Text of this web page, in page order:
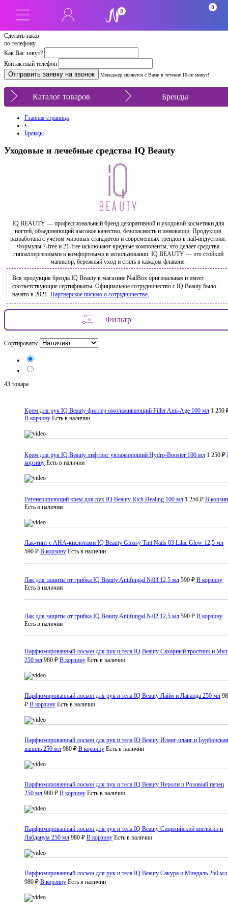
Сделать заказ
по телефону
Как Вас зовут?
Контактный телефон
Менеджер свяжется с Вами в течение 10-ти минут!
0
0
Каталог товаров Бренды
Главная страница
•
Бренды
Уходовые и лечебные средства IQ Beauty
IQ BEAUTY — профессиональный бренд декоративной и уходовой косметики для
ногтей, объединяющий высокое качество, безопасность и инновации. Продукция
разработана с учётом мировых стандартов и современных трендов в nail-индустрии.
Формулы 7-free и 21-free исключают вредные компоненты, что делает средства
гипоаллергенными и комфортными в использовании. IQ BEAUTY — это стойкий
маникюр, бережный уход и стиль в каждом флаконе.
Вся продукция бренда IQ Beauty в магазине NailBox оригинальная и имеет
соответствующие сертификаты. Официальное сотрудничество с IQ Beauty было
начато в 2021. Партнерское письмо о сотрудничестве.
Фильтр
Сортировать:
43 товара
Крем для рук IQ Beauty филлер омолаживающий Filler Anti-Age 100 мл 1 250
В корзину Есть в наличии
Крем для рук IQ Beauty лифтинг увлажняющий Hydro-Booster 100 мл 1 250 ₽
корзину Есть в наличии
Регенерирующий крем для рук IQ Beauty Rich Healing 100 мл 1 250 ₽ В
Есть в наличии
Лак-тинт с AHA-кислотами IQ Beauty Glossy Tint Nails 03 Lilac Glow 12,5 мл
590 ₽ В корзину Есть в наличии
Лак для защиты от грибка IQ Beauty Antifungal №03 12,5 мл 590 ₽ В корзину
Есть в наличии
Лак для защиты от грибка IQ Beauty Antifungal №02 12,5 мл 590 ₽ В корзину
Есть в наличии
Парфюмированный лосьон для рук и тела IQ Beauty Сахарный тростник и
250 мл 980 ₽ В корзину Есть в наличии
Парфюмированный лосьон для рук и тела IQ Beauty Лайм и Лаванда 250 мл
₽ В корзину Есть в наличии
Парфюмированный лосьон для рук и тела IQ Beauty Иланг-иланг и Бурбонская
ваниль 250 мл 980 ₽ В корзину Есть в наличии
Парфюмированный лосьон для рук и тела IQ Beauty Нероли и Розовый перец
250 мл 980 ₽ В корзину Есть в наличии
Парфюмированный лосьон для рук и тела IQ Beauty Сицилийский апельсин и
Лабданум 250 мл 980 ₽ В корзину Есть в наличии
Парфюмированный лосьон для рук и тела IQ Beauty Сакура и Миндаль 250 мл
980 ₽ В корзину Есть в наличии